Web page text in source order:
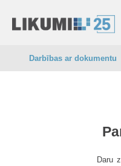
Darbības ar dokumentu
Daru